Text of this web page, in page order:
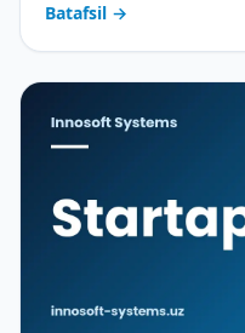
Batafsil →